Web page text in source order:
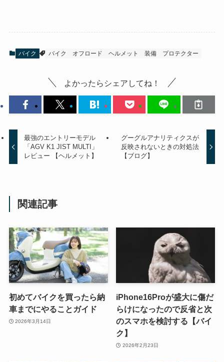
バイク バイク オフロード ヘルメット 装備 プロテクター
よかったらシェアしてね！
最強のエントリーモデル
「AGV K1 JIST MULTI」
レビュー 【ヘルメット】
グーグルアナリティクスが
反映されないときの対処法
【ブログ】
関連記事
初めてバイクを買ったら納
車までにやることガイド
2026年3月14日
iPhone16Proが盛大に傷だ
らけになったので反省と次
のスマホを検討する【バイ
ク】
2026年2月23日